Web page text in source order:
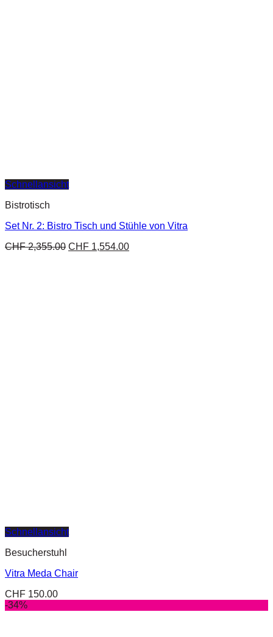
Schnellansicht
Bistrotisch
Set Nr. 2: Bistro Tisch und Stühle von Vitra
CHF2,355.00 CHF 1,554.00
Schnellansicht
Besucherstuhl
Vitra Meda Chair
CHF 150.00
-34%